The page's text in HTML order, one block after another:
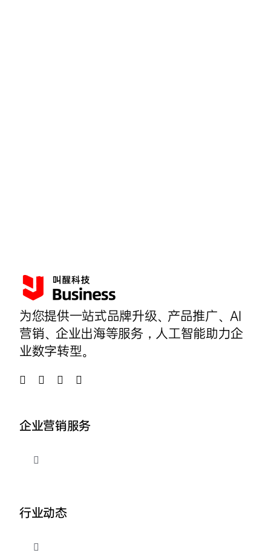
为您提供一站式品牌升级、产品推广、AI
营销、企业出海等服务，人工智能助力企
业数字转型。
企业营销服务
切
航
行业动态